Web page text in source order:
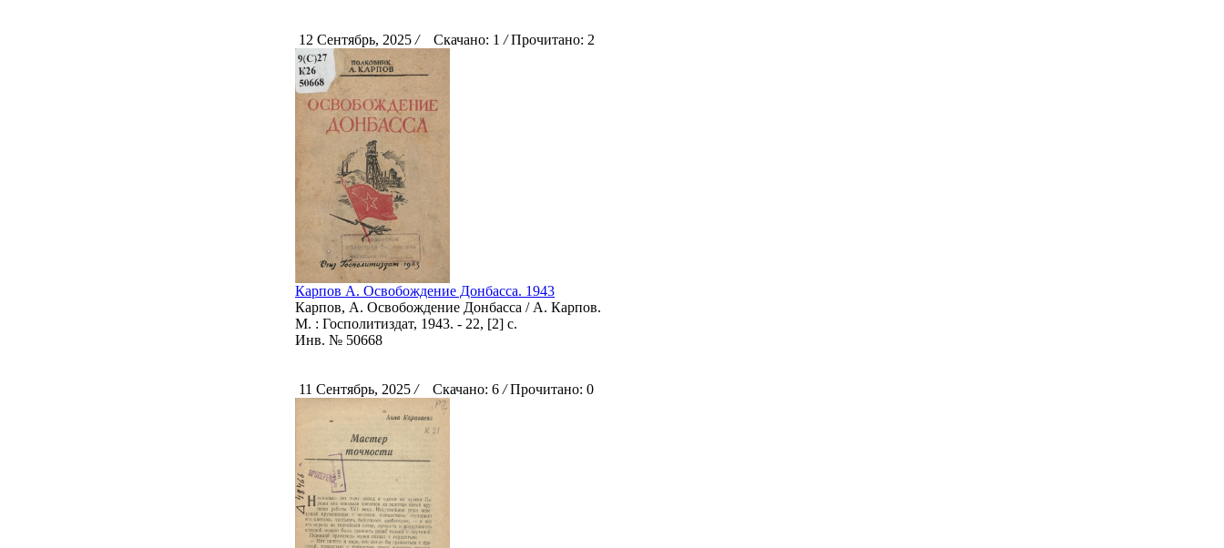
12 Сентябрь, 2025 /Скачано: 1 /Прочитано: 2
Карпов А. Освобождение Донбасса. 1943
Карпов, А. Освобождение Донбасса / А. Карпов.
М. : Госполитиздат, 1943. - 22, [2] с.
Инв. № 50668
11 Сентябрь, 2025 /Скачано: 6 /Прочитано: 0